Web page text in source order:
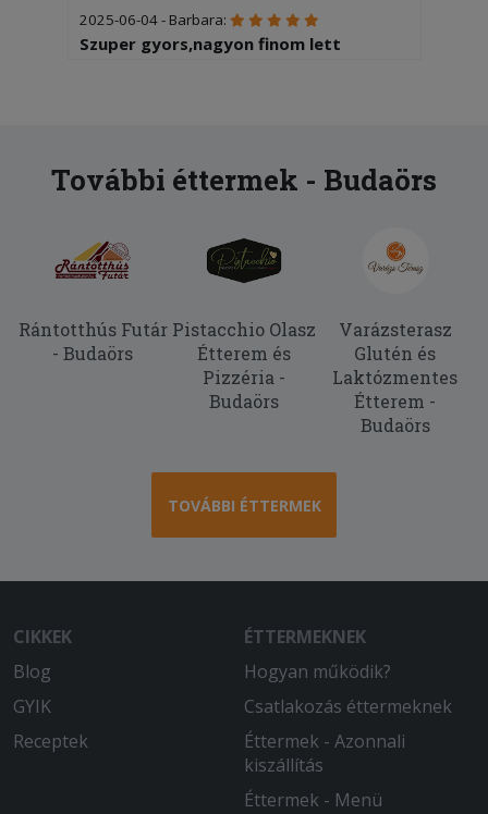
2025-06-04 - Barbara:
Szuper gyors,nagyon finom lett
További éttermek - Budaörs
Rántotthús Futár
- Budaörs
Pistacchio Olasz
Étterem és
Pizzéria -
Budaörs
Varázsterasz
Glutén és
Laktózmentes
Étterem -
Budaörs
TOVÁBBI ÉTTERMEK
CIKKEK
Blog
GYIK
Receptek
ÉTTERMEKNEK
Hogyan működik?
Csatlakozás éttermeknek
Éttermek - Azonnali
kiszállítás
Éttermek - Menü